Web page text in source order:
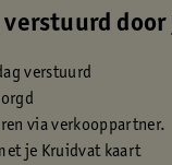
verstuurd door
verstuurd
via verkooppartner.
je Kruidvat kaart